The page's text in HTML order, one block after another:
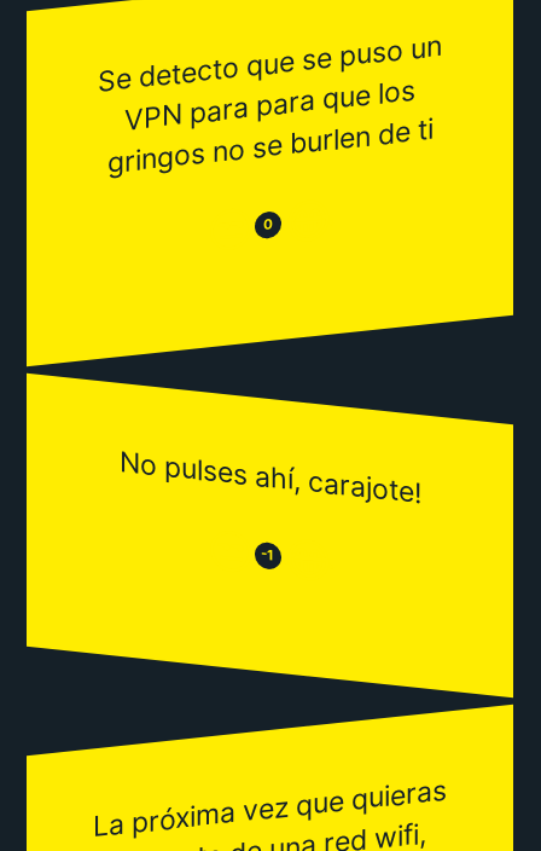
Se detecto que se puso un
VPN para para que los
gringos no se burlen de ti
😒 0 😂
No pulses ahí, carajote!
😒 -1 😂
La próxi
ma vez que quieras